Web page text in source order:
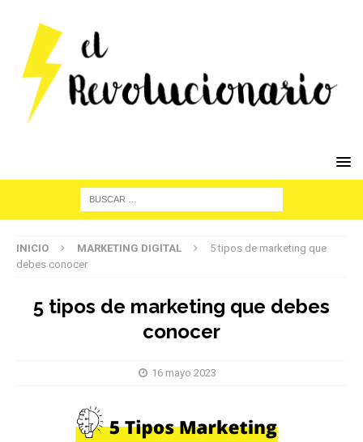
INICIO MARKETING DIGITAL
5 tipos de marketing que
debes conocer
5 tipos de marketing que debes
conocer
16 mayo 2023